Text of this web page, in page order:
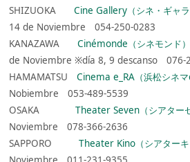
SHIZUOKACine Gallery（シネ・ギャラ
14 de Noviembre 054-250-0283
KANAZAWACinémonde（シネモンド）
de Noviembre ※día 8, 9 descanso 076-
HAMAMATSUCinema e_RA（浜松シネマ
Nobiembre 053-489-5539
OSAKATheater Seven（シアター
Noviembre 078-366-2636
SAPPOROTheater Kino（シアター